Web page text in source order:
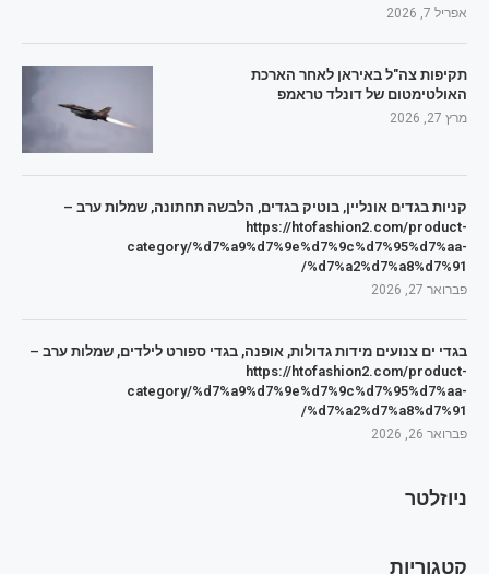
אפריל 7, 2026
תקיפות צה"ל באיראן לאחר הארכת
האולטימטום של דונלד טראמפ
מרץ 27, 2026
קניות בגדים אונליין, בוטיק בגדים, הלבשה תחתונה, שמלות ערב –
https://htofashion2.com/product-
category/%d7%a9%d7%9e%d7%9c%d7%95%d7%aa-
%d7%a2%d7%a8%d7%91/
פברואר 27, 2026
בגדי ים צנועים מידות גדולות, אופנה, בגדי ספורט לילדים, שמלות ערב –
https://htofashion2.com/product-
category/%d7%a9%d7%9e%d7%9c%d7%95%d7%aa-
%d7%a2%d7%a8%d7%91/
פברואר 26, 2026
ניוזלטר
קטגוריות